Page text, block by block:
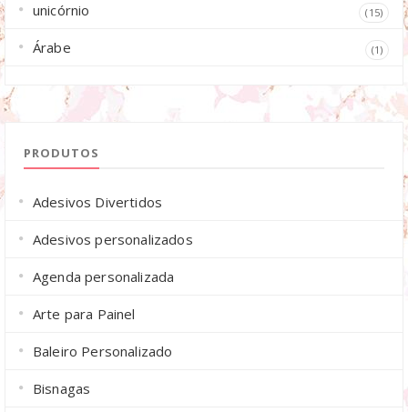
unicórnio (15)
Árabe (1)
PRODUTOS
Adesivos Divertidos
Adesivos personalizados
Agenda personalizada
Arte para Painel
Baleiro Personalizado
Bisnagas